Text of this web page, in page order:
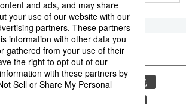
ード
気象・災害 災害
観光